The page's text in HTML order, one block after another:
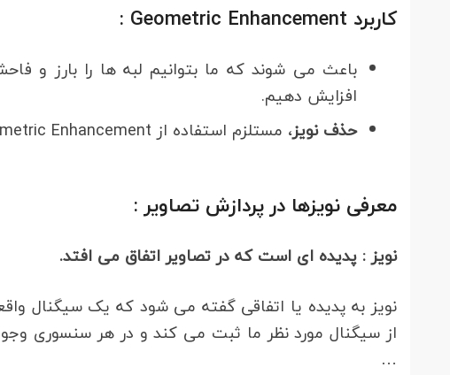
کاربرد Geometric Enhancement
:
باعث می شوند که ما بتوانیم لبه ها را بارز و
افزایش دهیم.
حذف نویز، مستلزم استفاده از Geometric Enhancement می باشد.
معرفی نویزها در پردازش تصاویر :
نویز : پدیده ای است که در تصاویر اتفاق می افتد.
نویز به پدیده یا اتفاقی گفته می شود که یک سیگنال
از سیگنال مورد نظر ما ثبت می کند و در هر سنسوری
…